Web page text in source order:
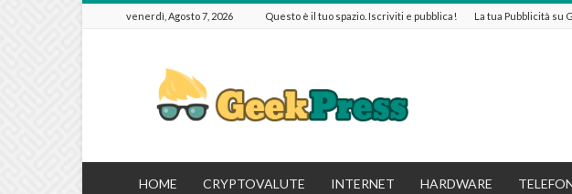
venerdì, Agosto 7, 2026 Questo è il tuo spazio. Iscriviti e pubblica! La tua Pubblicità su
HOME CRYPTOVALUTE INTERNET HARDWARE